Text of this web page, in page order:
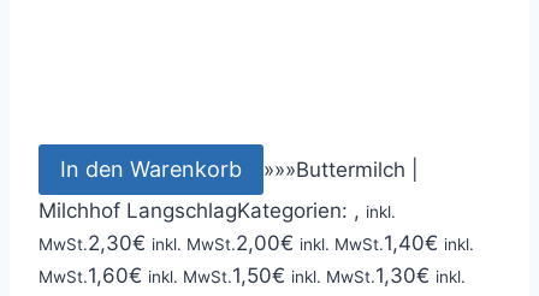
In den Warenkorb »»»Buttermilch |
Milchhof LangschlagKategorien: , inkl.
MwSt.2,30€ inkl. MwSt.2,00€ inkl. MwSt.1,40€ inkl.
MwSt.1,60€ inkl. MwSt.1,50€ inkl. MwSt.1,30€ inkl.